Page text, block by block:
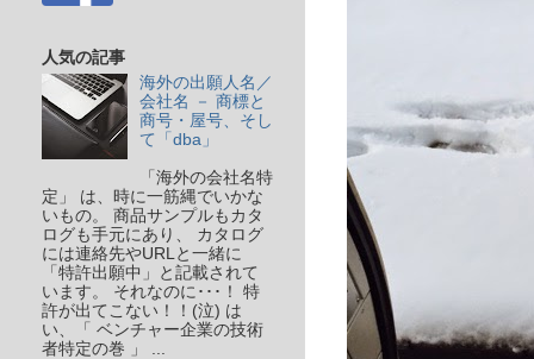
人気の記事
海外の出願人名／
会社名 － 商標と
商号・屋号、そし
て「dba」
「海外の会社名特
定」 は、時に一筋縄でいかな
いもの。 商品サンプルもカタ
ログも手元にあり、 カタログ
には連絡先やURLと一緒に
「特許出願中」と記載されて
います。 それなのに･･･！ 特
許が出てこない！！(泣) は
い、「 ベンチャー企業の技術
者特定の巻 」 ...